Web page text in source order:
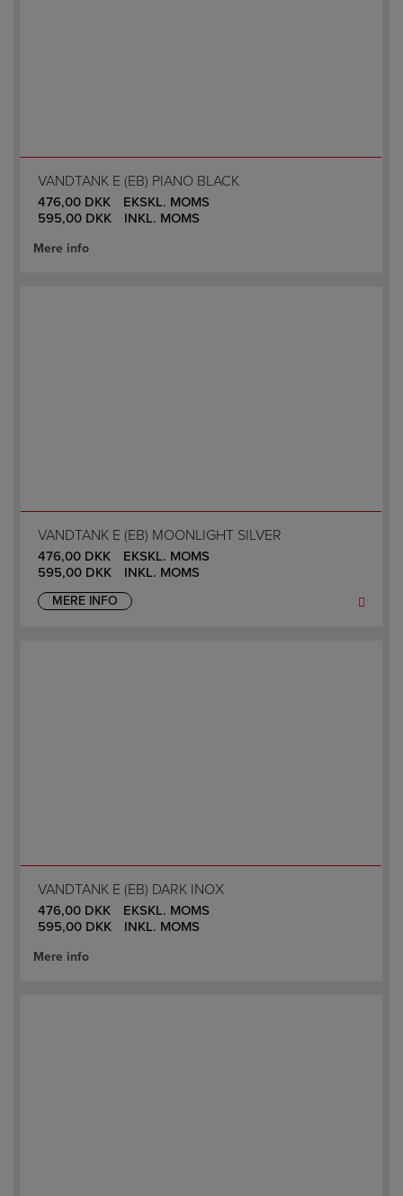
VANDTANK E (EB) PIANO BLACK
476,00 DKK
EKSKL. MOMS
595,00 DKK INKL. MOMS
Mere info
VANDTANK E (EB) MOONLIGHT SILVER
476,00 DKK
EKSKL. MOMS
595,00 DKK INKL. MOMS
MERE INFO
VANDTANK E (EB) DARK INOX
476,00 DKK
EKSKL. MOMS
595,00 DKK INKL. MOMS
Mere info